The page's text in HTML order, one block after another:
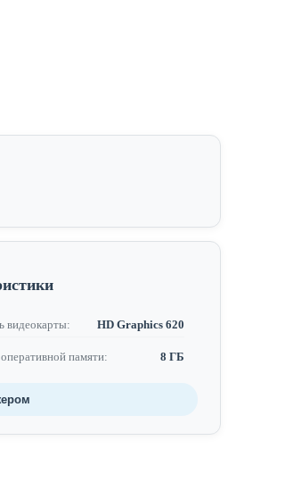
видеокарты: HD Graphics 620
памяти: 8 ГБ